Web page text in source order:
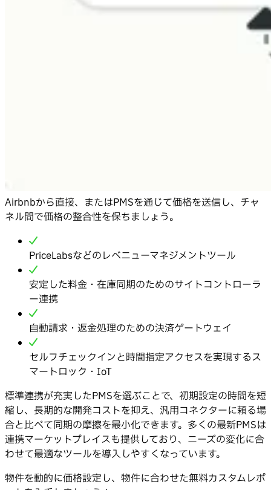
Airbnbから直接、またはPMSを通じて価格を送信し、チャ
ネル間で価格の整合性を保ちましょう。
PriceLabsなどのレベニューマネジメントツール
安定した料金・在庫同期のためのサイトコントローラ
ー連携
自動請求・返金処理のための決済ゲートウェイ
セルフチェックインと時間指定アクセスを実現するス
マートロック・IoT
標準連携が充実したPMSを選ぶことで、初期設定の時間を短
縮し、長期的な開発コストを抑え、汎用コネクターに頼る場
合と比べて同期の摩擦を最小化できます。多くの最新PMSは
連携マーケットプレイスも提供しており、ニーズの変化に合
わせて最適なツールを導入しやすくなっています。
物件を動的に価格設定し、物件に合わせた無料カスタムレポ